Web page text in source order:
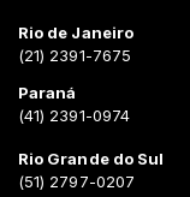
Rio de Janeiro
(21) 2391-7675
Paraná
(41) 2391-0974
Rio Grande do Sul
(51) 2797-0207